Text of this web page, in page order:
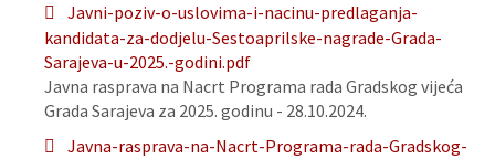
Javni-poziv-o-uslovima-i-nacinu-predlaganja-
kandidata-za-dodjelu-Sestoaprilske-nagrade-Grada-
Sarajeva-u-2025.-godini.pdf
Javna rasprava na Nacrt Programa rada Gradskog vijeća
Grada Sarajeva za 2025. godinu - 28.10.2024.
Javna-rasprava-na-Nacrt-Programa-rada-Gradskog-